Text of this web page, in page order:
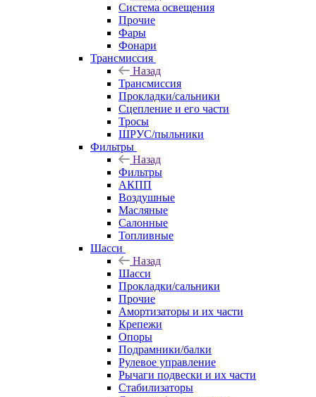
Система освещения
Прочие
Фары
Фонари
Трансмиссия
Назад
Трансмиссия
Прокладки/сальники
Сцепление и его части
Тросы
ШРУС/пыльники
Фильтры
Назад
Фильтры
АКПП
Воздушные
Масляные
Салонные
Топливные
Шасси
Назад
Шасси
Прокладки/сальники
Прочие
Амортизаторы и их части
Крепежи
Опоры
Подрамники/балки
Рулевое управление
Рычаги подвески и их части
Стабилизаторы